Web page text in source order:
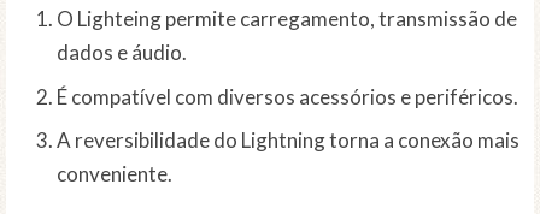
O Lighteing permite carregamento, transmissão de
dados e áudio.
É compatível com diversos acessórios e periféricos.
A reversibilidade do Lightning torna a conexão mais
conveniente.